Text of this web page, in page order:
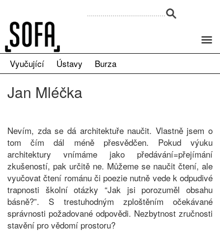
Vyučující Ústavy Burza
Jan Mléčka
Nevím, zda se dá architektuře naučit. Vlastně jsem o
tom čím dál méně přesvědčen. Pokud výuku
architektury vnímáme jako předávání=přejímání
zkušeností, pak určitě ne. Můžeme se naučit čtení, ale
vyučovat čtení románu či poezie nutně vede k odpudivé
trapnosti školní otázky “Jak jsi porozuměl obsahu
básně?”. S trestuhodným zploštěním očekávané
správnosti požadované odpovědi. Nezbytnost zručnosti
stavění pro vědomí prostoru?